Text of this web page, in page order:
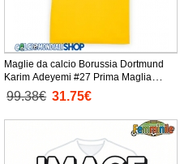
Maglie da calcio Borussia Dortmund
Karim Adeyemi #27 Prima Maglia
Femminile 2025-26 Manica Corta
99.38€ 31.75€